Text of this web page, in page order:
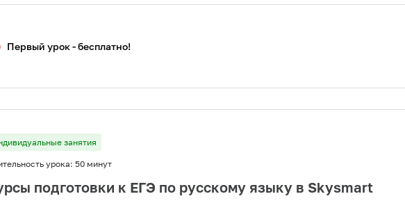
Первый урок - бесплатно!
занятия
урока: 50 минут
подготовки к ЕГЭ по русскому языку в Skysmart